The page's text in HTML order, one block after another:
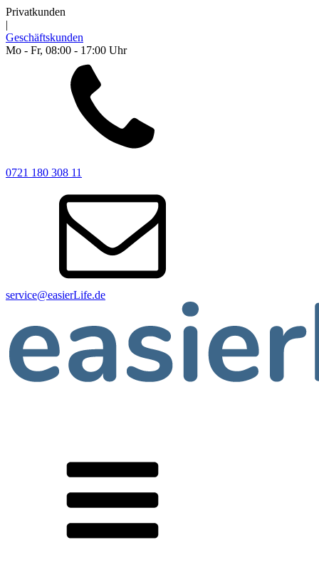
Privatkunden
|
Geschäftskunden
Mo - Fr, 08:00 - 17:00 Uhr
0721 180 308 11
service@easierLife.de